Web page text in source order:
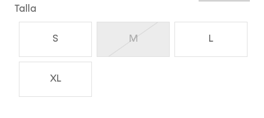
Talla
S M L
XL